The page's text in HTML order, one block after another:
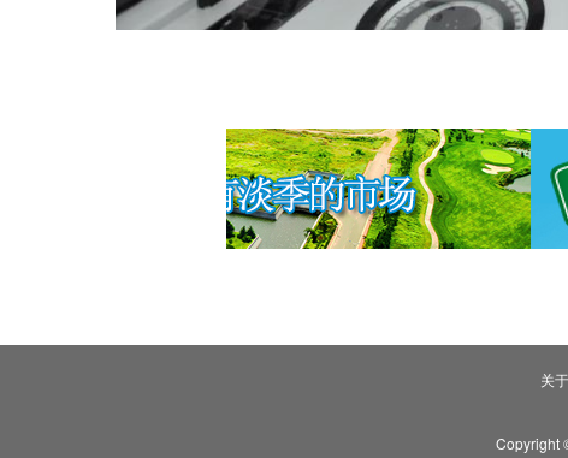
关
Copyright